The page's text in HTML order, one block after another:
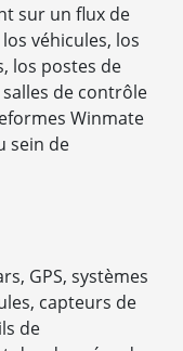
sur un flux de
véhicules, los
los postes de
de contrôle
Winmate
sein de
GPS, systèmes
capteurs de
de